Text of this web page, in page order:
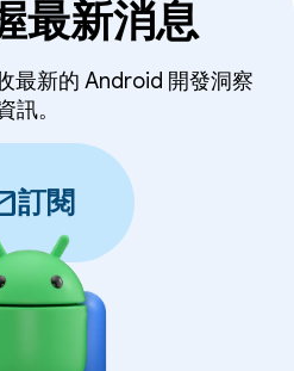
最新消息
最新的 Android 開發洞察
訊。
訂閱